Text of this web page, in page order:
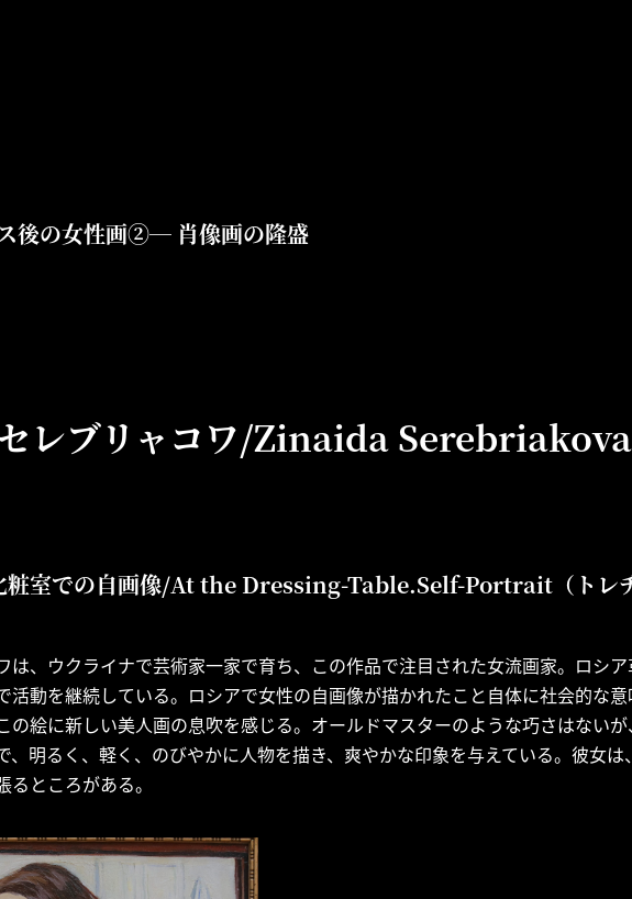
後の女性画②― 肖像画の隆盛
ブリャコワ/Zinaida
室での自画像/At the Dressing-Table.Self-Portrait（トレ
は、ウクライナで芸術家一家で育ち、この作品で注目された女流画家。ロシ
活動を継続している。ロシアで女性の自画像が描かれたこと自体に社会的な
の絵に新しい美人画の息吹を感じる。オールドマスターのような巧さはない
、明るく、軽く、のびやかに人物を描き、爽やかな印象を与えている。彼女
ところがある。